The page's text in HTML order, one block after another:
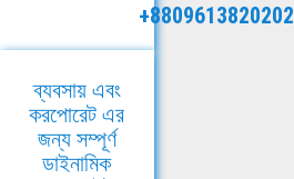
+8809613820202
ব্যবসায় এবং
করপোরেট এর
জন্য সম্পূর্ণ
ডাইনামিক